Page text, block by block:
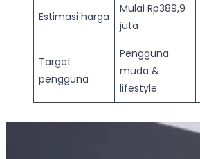
Estimasi harga
Mulai Rp389,9
juta
Target
pengguna
Pengguna
muda &
lifestyle